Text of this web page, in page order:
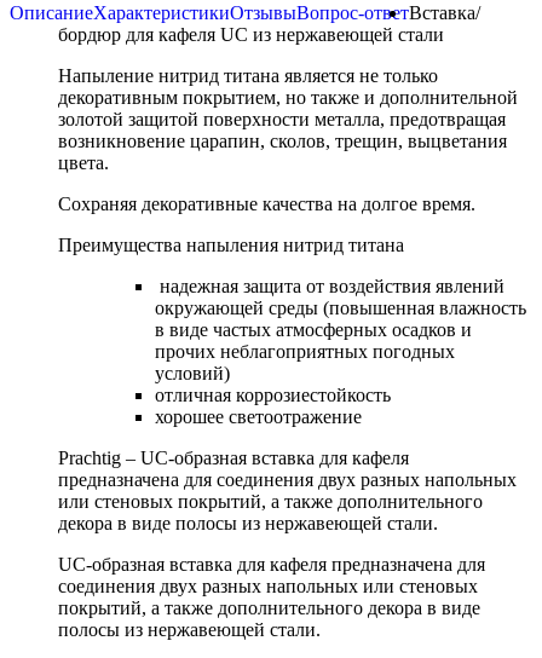
ОписаниеХарактеристикиОтзывыВопрос-ответВставка/
бордюр для кафеля UC из нержавеющей стали
Напыление нитрид титана является не только
декоративным покрытием, но также и дополнительной
золотой защитой поверхности металла, предотвращая
возникновение царапин, сколов, трещин, выцветания
цвета.
Сохраняя декоративные качества на долгое время.
Преимущества напыления нитрид титана
надежная защита от воздействия явлений
окружающей среды (повышенная влажность
в виде частых атмосферных осадков и
прочих неблагоприятных погодных
условий)
отличная коррозиестойкость
хорошее светоотражение
Prachtig – UС-образная вставка для кафеля
предназначена для соединения двух разных напольных
или стеновых покрытий, а также дополнительного
декора в виде полосы из нержавеющей стали.
UС-образная вставка для кафеля предназначена для
соединения двух разных напольных или стеновых
покрытий, а также дополнительного декора в виде
полосы из нержавеющей стали.